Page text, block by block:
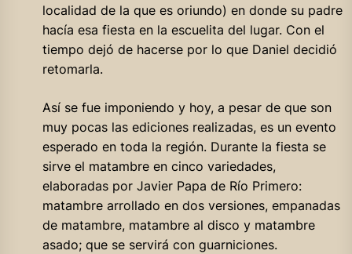
localidad de la que es oriundo) en donde su padre
hacía esa fiesta en la escuelita del lugar. Con el
tiempo dejó de hacerse por lo que Daniel decidió
retomarla.
Así se fue imponiendo y hoy, a pesar de que son
muy pocas las ediciones realizadas, es un evento
esperado en toda la región. Durante la fiesta se
sirve el matambre en cinco variedades,
elaboradas por Javier Papa de Río Primero:
matambre arrollado en dos versiones, empanadas
de matambre, matambre al disco y matambre
asado; que se servirá con guarniciones.